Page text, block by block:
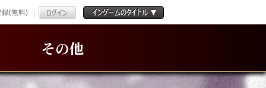
(無料)
その他